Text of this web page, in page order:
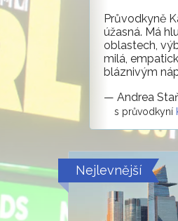
Průvodkyně
úžasná. Má
oblastech,
milá,
bláznivým
— Andrea
s průvodkyní
Nejlevnější